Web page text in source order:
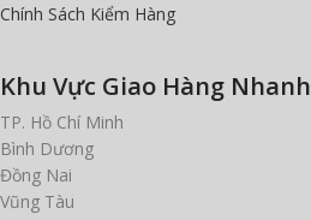
Chính Sách Kiểm Hàng
Khu Vực Giao Hàng Nhanh
TP. Hồ Chí Minh
Bình Dương
Đồng Nai
Vũng Tàu